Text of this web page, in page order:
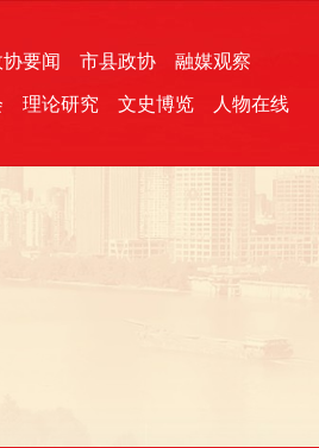
要闻 市县政协 融媒观察
理论研究 文史博览 人物在线